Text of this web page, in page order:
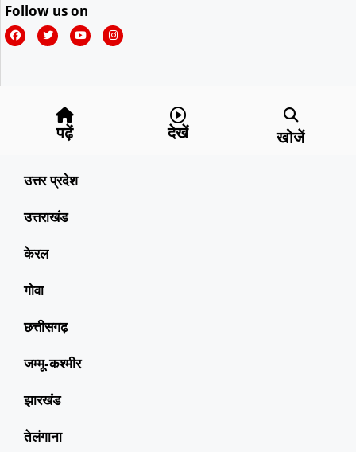
Follow us on
पढ़ें देखें खोजें
उत्तर प्रदेश
उत्तराखंड
केरल
गोवा
छत्तीसगढ़
जम्मू-कश्मीर
झारखंड
तेलंगाना